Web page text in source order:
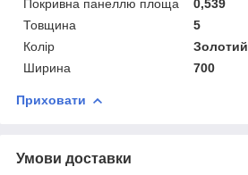
Покривна панеллю площа
0,539
Товщина
5
Колір
Золотий
Ширина
700
Приховати
Умови доставки